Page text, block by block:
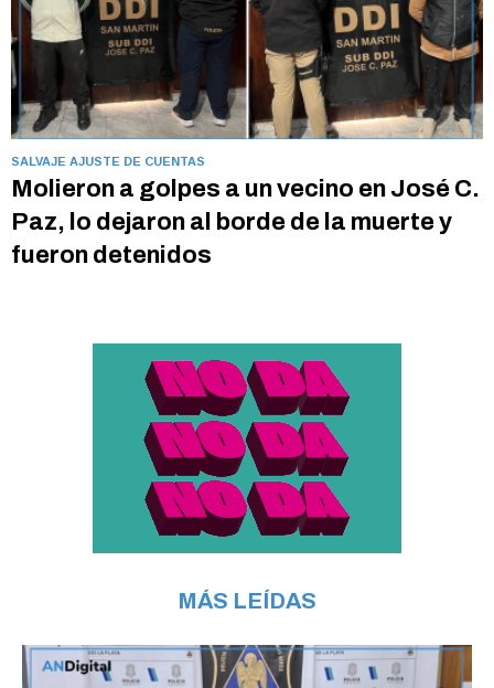
SALVAJE AJUSTE DE CUENTAS
Molieron a golpes a un vecino en José C.
Paz, lo dejaron al borde de la muerte y
fueron detenidos
MÁS LEÍDAS